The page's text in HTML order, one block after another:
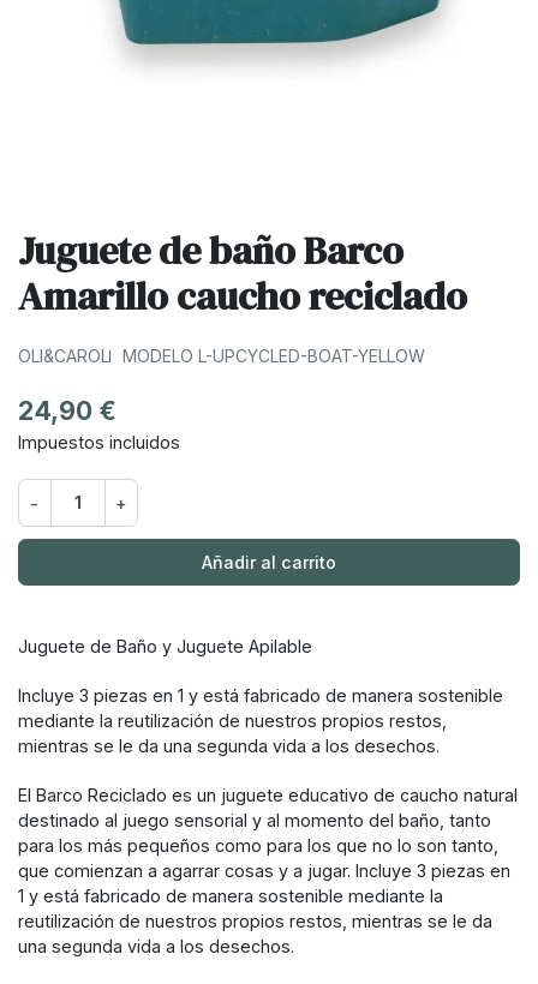
Juguete de baño Barco
Amarillo caucho reciclado
OLI&CAROL MODELO L-UPCYCLED-BOAT-YELLOW
24,90 €
Impuestos incluidos
- +
Añadir al carrito
Juguete de Baño y Juguete Apilable
Incluye 3 piezas en 1 y está fabricado de manera sostenible
mediante la reutilización de nuestros propios restos,
mientras se le da una segunda vida a los desechos.
El Barco Reciclado es un juguete educativo de caucho natural
destinado al juego sensorial y al momento del baño, tanto
para los más pequeños como para los que no lo son tanto,
que comienzan a agarrar cosas y a jugar. Incluye 3 piezas en
1 y está fabricado de manera sostenible mediante la
reutilización de nuestros propios restos, mientras se le da
una segunda vida a los desechos.